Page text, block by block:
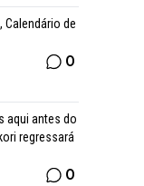
Calendário de
0
aqui antes do
regressará
0